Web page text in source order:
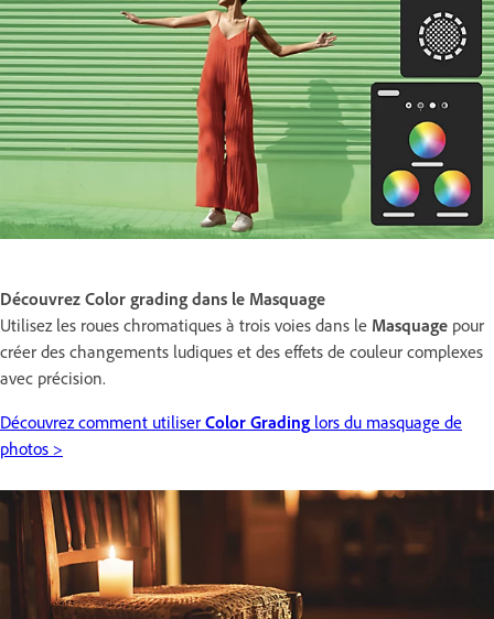
Découvrez Color grading dans le Masquage
Utilisez les roues chromatiques à trois voies dans le Masquage pour
créer des changements ludiques et des effets de couleur complexes
avec précision.
Découvrez comment utiliser Color Grading lors du masquage de
photos >